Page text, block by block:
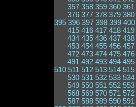
357 358 359 360 361
376 377 378 379 380
395 396 397 398 399 400
415 416 417 418 419
434 435 436 437 438
453 454 455 456 457
472 473 474 475 476
491 492 493 494 495
510 511 512 513 514 515
530 531 532 533 534
549 550 551 552 553
568 569 570 571 572
587 588 589 590 591